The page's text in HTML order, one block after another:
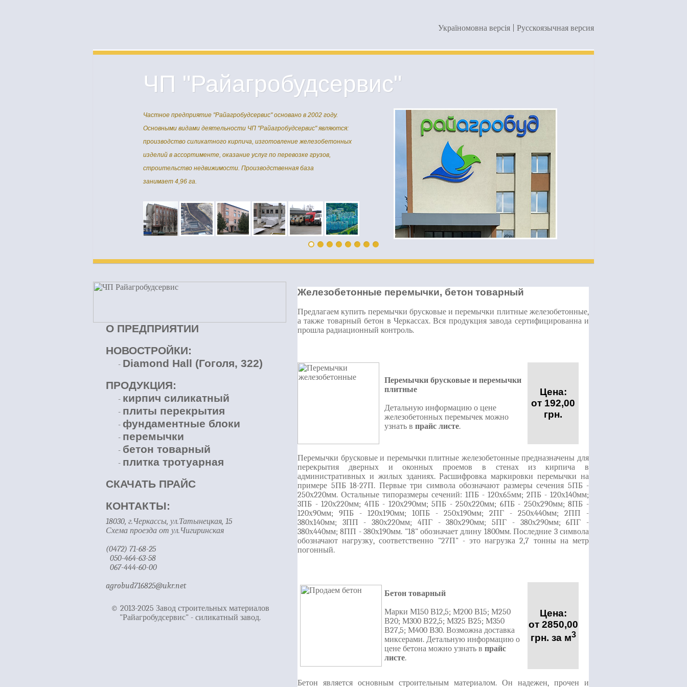
Україномовна версія Русскоязычная версия
ЧП "Райагробудсервис"
Частное предприятие "Райагробудсервис" основано в 2002 году.
Основными видами деятельности ЧП "Райагробудсервис" являются:
производство силикатного кирпича, изготовление железобетонных
изделий в ассортименте, оказание услуг по перевозке грузов,
строительство недвижимости. Производственная база
занимает 4,96 га.
О ПРЕДПРИЯТИИ
НОВОСТРОЙКИ:
- Diamond Hall (Гоголя, 322)
ПРОДУКЦИЯ:
- кирпич силикатный
- плиты перекрытия
- фундаментные блоки
- перемычки
- бетон товарный
- плитка тротуарная
СКАЧАТЬ ПРАЙС
КОНТАКТЫ:
18030, г.Черкассы, ул.Татынецкая, 15
Схема проезда от ул.Чигиринская
(0472) 71-68-25
050-464-63-58
067-444-60-00
agrobud716825@ukr.net
© 2013-2025 Завод строительных материалов
"Райагробудсервис" - силикатный завод.
Железобетонные перемычки, бетон товарный
Предлагаем купить перемычки брусковые и перемычки плитные железобетонные,
а также товарный бетон в Черкассах. Вся продукция завода сертифицированна и
прошла радиационный контроль.
Перемычки брусковые и перемычки
плитные
Детальную информацию о цене
железобетонных перемычек можно
узнать в прайс листе.
Цена:
от 192,00
грн.
Перемычки брусковые и перемычки плитные железобетонные предназначены для
перекрытия дверных и оконных проемов в стенах из кирпича в
административных и жилых зданиях. Расшифровка маркировки перемычки на
примере 5ПБ 18-27П. Первые три символа обозначают размеры сечения 5ПБ -
250х220мм. Остальные типоразмеры сечений: 1ПБ - 120х65мм; 2ПБ - 120х140мм;
3ПБ - 120х220мм; 4ПБ - 120х290мм; 5ПБ - 250х220мм; 6ПБ - 250х290мм; 8ПБ -
120х90мм; 9ПБ - 120х190мм; 10ПБ - 250х190мм; 2ПГ - 250х440мм; 2ПП -
380х140мм; 3ПП - 380х220мм; 4ПГ - 380х290мм; 5ПГ - 380х290мм; 6ПГ -
380х440мм; 8ПП - 380х190мм. "18" обозначает длину 1800мм. Последние 3 символа
обозначают нагрузку, соответственно "27П" - это нагрузка 2,7 тонны на метр
погонный.
Бетон товарный
Марки М150 В12,5; М200 В15; М250
В20; М300 В22,5; М325 В25; М350
В27,5; М400 В30. Возможна доставка
миксерами. Детальную информацию о
цене бетона можно узнать в прайс
листе.
Цена:
от 2850,00
грн. за м3
Бетон является основным строительным материалом. Он надежен, прочен и